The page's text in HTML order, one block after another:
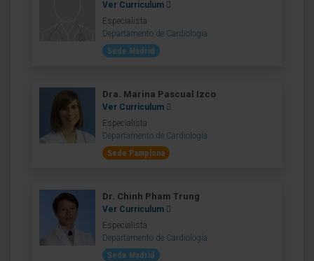
Ver Curriculum
Especialista
Departamento de Cardiología
Sede Madrid
Dra. Marina Pascual Izco
Ver Curriculum
Especialista
Departamento de Cardiología
Sede Pamplona
Dr. Chinh Pham Trung
Ver Curriculum
Especialista
Departamento de Cardiología
Sede Madrid